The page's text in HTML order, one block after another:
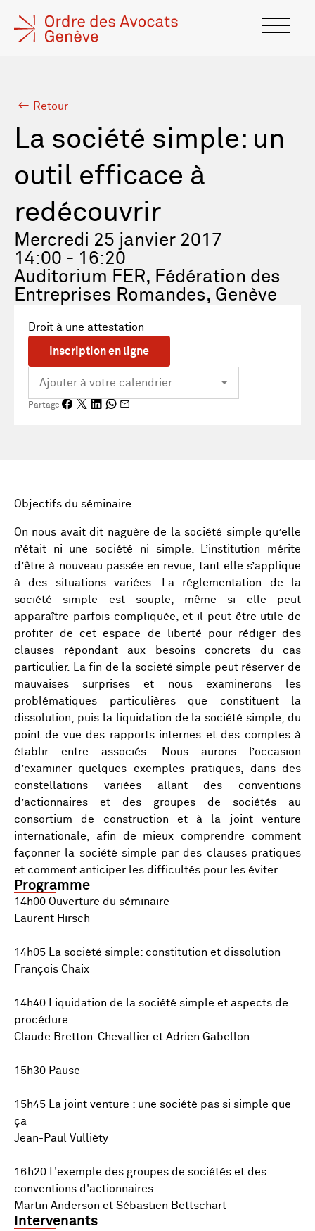
Retour
La société simple: un
outil efficace à
redécouvrir
Mercredi 25 janvier 2017
14:00 - 16:20
Auditorium FER, Fédération des
Entreprises Romandes, Genève
Droit à une attestation
Inscription en ligne
Partage
Objectifs du séminaire
On nous avait dit naguère de la société simple qu’elle
n’était ni une société ni simple. L’institution mérite
d’être à nouveau passée en revue, tant elle s’applique
à des situations variées. La réglementation de la
société simple est souple, même si elle peut
apparaître parfois compliquée, et il peut être utile de
profiter de cet espace de liberté pour rédiger des
clauses répondant aux besoins concrets du cas
particulier. La fin de la société simple peut réserver de
mauvaises surprises et nous examinerons les
problématiques particulières que constituent la
dissolution, puis la liquidation de la société simple, du
point de vue des rapports internes et des comptes à
établir entre associés. Nous aurons l’occasion
d’examiner quelques exemples pratiques, dans des
constellations variées allant des conventions
d’actionnaires et des groupes de sociétés au
consortium de construction et à la joint venture
internationale, afin de mieux comprendre comment
façonner la société simple par des clauses pratiques
et comment anticiper les difficultés pour les éviter.
Programme
14h00 Ouverture du séminaire
Laurent Hirsch
14h05 La société simple: constitution et dissolution
François Chaix
14h40 Liquidation de la société simple et aspects de
procédure
Claude Bretton-Chevallier et Adrien Gabellon
15h30 Pause
15h45 La joint venture : une société pas si simple que
ça
Jean-Paul Vulliéty
16h20 L'exemple des groupes de sociétés et des
conventions d'actionnaires
Martin Anderson et Sébastien Bettschart
Intervenants